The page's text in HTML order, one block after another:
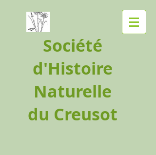
Société
d'Histoire
Naturelle
du Creusot